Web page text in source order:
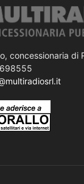
concessionaria di